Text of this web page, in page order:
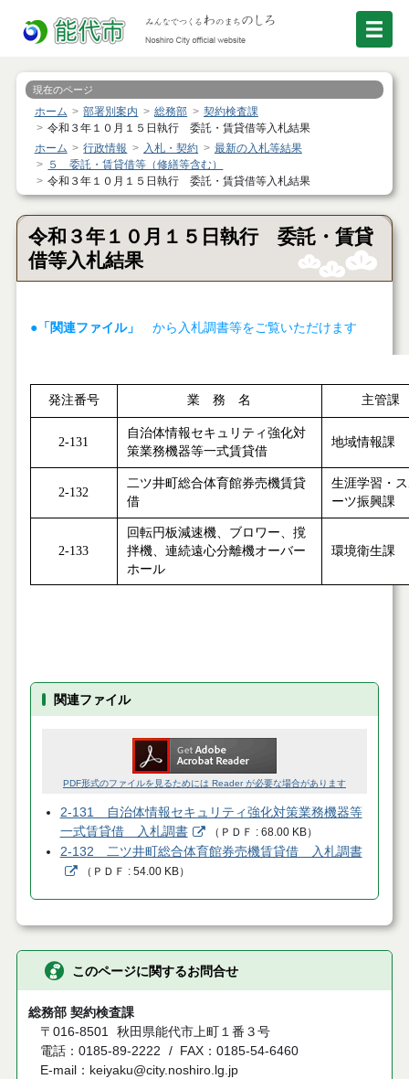
現在のページ
ホーム 部署別案内 総務部
契約検査課
令和３年１０月１５日執行 委託・賃貸借等入札結果
ホーム
行政情報 入札・契約
最新の入札等結果
５ 委託・賃貸借等（修繕等含む）
令和３年１０月１５日執行 委託・賃貸借等入札結果
令和３年１０月１５日執行 委託・賃貸
借等入札結果
●「関連ファイル」 から入札調書等をご覧いただけます
発注番号 業 務 名 主管課
2-131
自治体情報セキュリティ強化対
策業務機器等一式賃貸借
地域情報課
2-132
二ツ井町総合体育館券売機賃貸
借
生涯学習・
ーツ振興課
2-133
回転円板減速機、ブロワー、撹
拌機、連続遠心分離機オーバー
ホール
環境衛生課
関連ファイル
PDF形式のファイルを見るためには Reader が必要な場合があります
2-131 自治体情報セキュリティ強化対策業務機器等
一式賃貸借 入札調書
（ ＰＤＦ 68.00 KB）
2-132 二ツ井町総合体育館券売機賃貸借 入札調書
（ ＰＤＦ 54.00 KB）
このページに関するお問合せ
総務部 契約検査課
〒016-8501 秋田県能代市上町１番３号
電話：0185-89-2222
FAX：0185-54-6460
E-mail：keiyaku@city.noshiro.lg.jp